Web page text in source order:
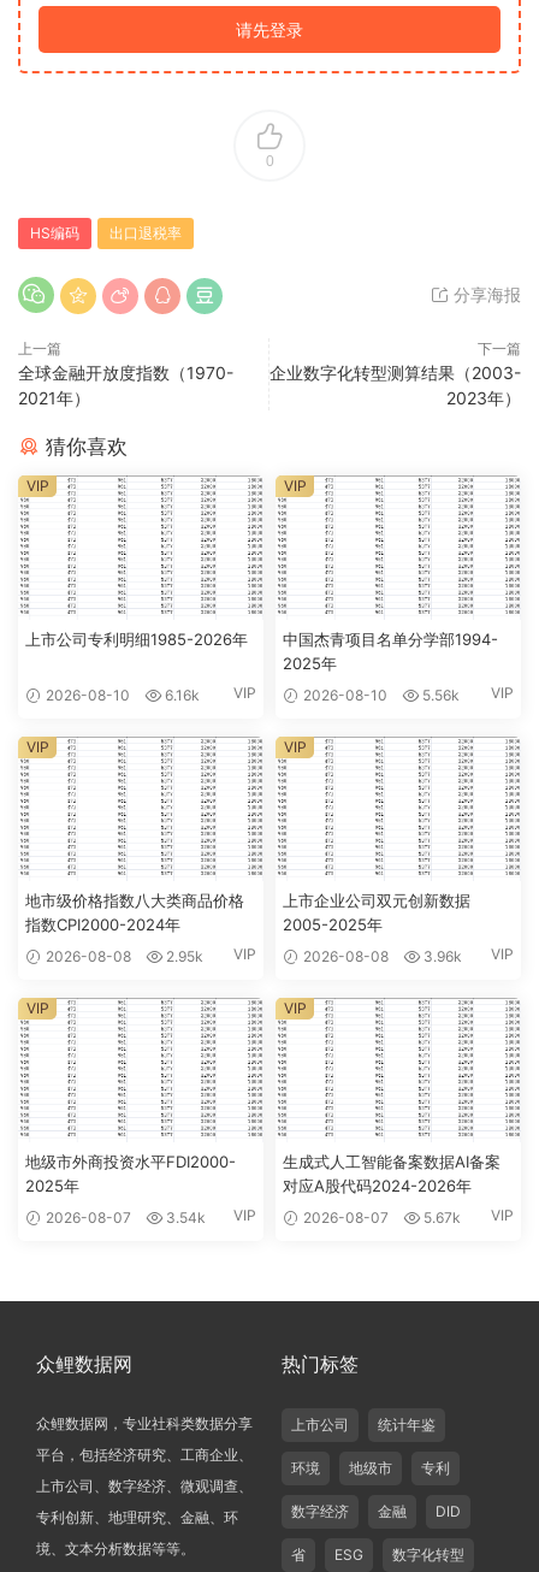
请先登录
0
HS编码 出口退税率
分享海报
上一篇
全球金融开放度指数（1970-
2021年）
下一篇
企业数字化转型测算结果（2003-
2023年）
猜你喜欢
上市公司专利明细1985-2026年
2026-08-10 6.16k VIP
VIP
中国杰青项目名单分学部1994-
2025年
2026-08-10 5.56k VIP
VIP
地市级价格指数八大类商品价格
指数CPI2000-2024年
2026-08-08 2.95k VIP
VIP
上市企业公司双元创新数据
2005-2025年
2026-08-08 3.96k VIP
VIP
地级市外商投资水平FDI2000-
2025年
2026-08-07 3.54k VIP
VIP
生成式人工智能备案数据AI备案
对应A股代码2024-2026年
2026-08-07 5.67k VIP
VIP
众鲤数据网
众鲤数据网，专业社科类数据分享
平台，包括经济研究、工商企业、
上市公司、数字经济、微观调查、
专利创新、地理研究、金融、环
境、文本分析数据等等。
热门标签
上市公司 统计年鉴
环境 地级市 专利
数字经济 金融 DID
省 ESG 数字化转型